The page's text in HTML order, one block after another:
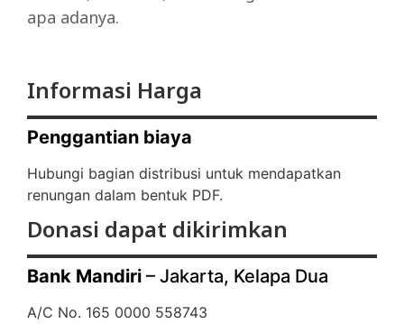
apa adanya.
Informasi Harga
Penggantian biaya
Hubungi bagian distribusi untuk mendapatkan
renungan dalam bentuk PDF.
Donasi dapat dikirimkan
Bank Mandiri – Jakarta, Kelapa Dua
A/C No. 165 0000 558743